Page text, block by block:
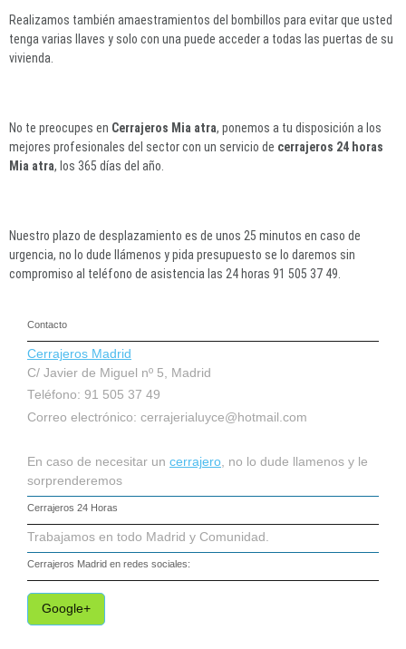
Realizamos también amaestramientos del bombillos para evitar que usted
tenga varias llaves y solo con una puede acceder a todas las puertas de su
vivienda.
No te preocupes en Cerrajeros Mia atra, ponemos a tu disposición a los
mejores profesionales del sector con un servicio de cerrajeros 24 horas
Mia atra, los 365 días del año.
Nuestro plazo de desplazamiento es de unos 25 minutos en caso de
urgencia, no lo dude llámenos y pida presupuesto se lo daremos sin
compromiso al teléfono de asistencia las 24 horas 91 505 37 49.
Contacto
Cerrajeros Madrid
C/ Javier de Miguel nº 5, Madrid
Teléfono: 91 505 37 49
Correo electrónico: cerrajerialuyce@hotmail.com
En caso de necesitar un cerrajero , no lo dude llamenos y le
sorprenderemos
Cerrajeros 24 Horas
Trabajamos en todo Madrid y Comunidad.
Cerrajeros Madrid en redes sociales:
Google+